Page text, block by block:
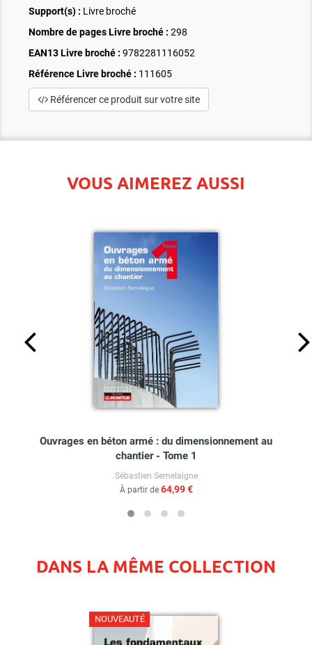
Support(s) : Livre broché
Nombre de pages Livre broché : 298
EAN13 Livre broché : 9782281116052
Référence Livre broché : 111605
Référencer ce produit sur votre site
VOUS AIMEREZ AUSSI
Ouvrages en béton armé : du dimensionnement au
chantier - Tome 1
Sébastien Semelaigne
À partir de 64,99 €
DANS LA MÊME COLLECTION
NOUVEAUTÉ